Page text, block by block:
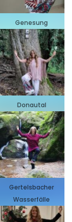
Genesung
Donautal
Gertelsbacher
Wasserfälle